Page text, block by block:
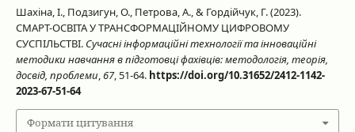
Шахіна, І., Подзигун, О., Петрова, А., & Гордійчук, Г. (2023).
СМАРТ-ОСВІТА У ТРАНСФОРМАЦІЙНОМУ ЦИФРОВОМУ
СУСПІЛЬСТВІ. Сучасні інформаційні технології та інноваційні
методики навчання в підготовці фахівців: методологія, теорія,
досвід, проблеми,67, 51-64. https://doi.org/10.31652/2412-1142-
2023-67-51-64
Формати цитування